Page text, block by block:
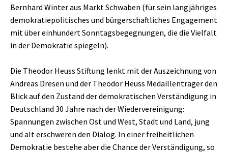
Bernhard Winter aus Markt Schwaben (für sein langjähriges
demokratiepolitisches und bürgerschaftliches Engagement
mit über einhundert Sonntagsbegegnungen, die die Vielfalt
in der Demokratie spiegeln).
Die Theodor Heuss Stiftung lenkt mit der Auszeichnung von
Andreas Dresen und der Theodor Heuss Medaillenträger den
Blick auf den Zustand der demokratischen Verständigung in
Deutschland 30 Jahre nach der Wiedervereinigung:
Spannungen zwischen Ost und West, Stadt und Land, jung
und alt erschweren den Dialog. In einer freiheitlichen
Demokratie bestehe aber die Chance der Verständigung, so